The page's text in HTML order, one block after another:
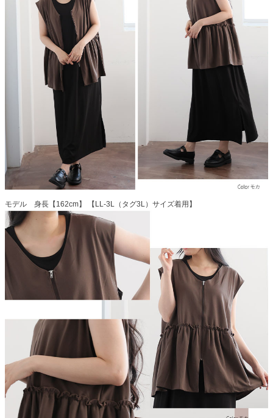
モデル 身長【162cm】 【LL-3L（タグ3L）サイズ着用】